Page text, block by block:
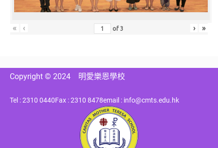
« ‹ of3 › »
Copyright © 2024 明愛樂恩學校
Tel : 2310 0440Fax : 2310 8478email : info@cmts.edu.hk